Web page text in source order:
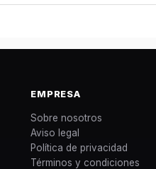
EMPRESA
Sobre nosotros
Aviso legal
Política de privacidad
Términos y condiciones